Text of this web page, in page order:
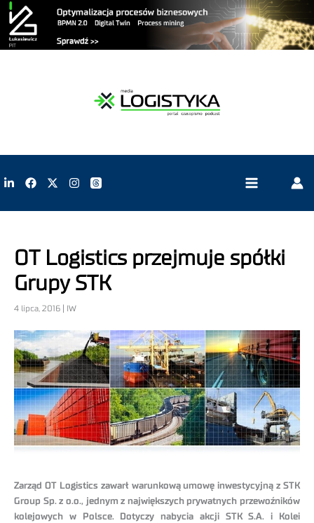
OT Logistics przejmuje spółki
Grupy STK
4 lipca, 2016 | IW
Zarząd OT Logistics zawarł warunkową umowę inwestycyjną z STK
Group Sp. z o.o., jednym z największych prywatnych przewoźników
kolejowych w Polsce. Dotyczy nabycia akcji STK S.A. i Kolei